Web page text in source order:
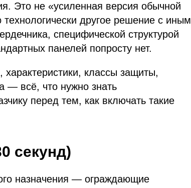
Это не «усиленная версия обычной
другое решение с иным
специфической структурой
панелей попросту нет.
классы защиты,
— всё, что нужно знать
перед тем, как включать такие
секунд)
назначения — ограждающие